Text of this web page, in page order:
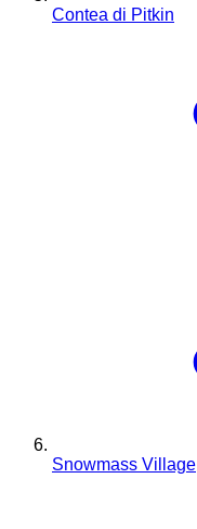
Contea di Pitkin
Snowmass Village